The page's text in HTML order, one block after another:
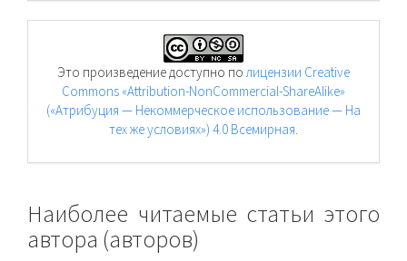
Это произведение доступно полицензии Creative
Commons «Attribution-NonCommercial-ShareAlike»
(«Атрибуция — Некоммерческое использование — На
тех же условиях») 4.0 Всемирная.
Наиболее читаемые статьи этого
автора (авторов)